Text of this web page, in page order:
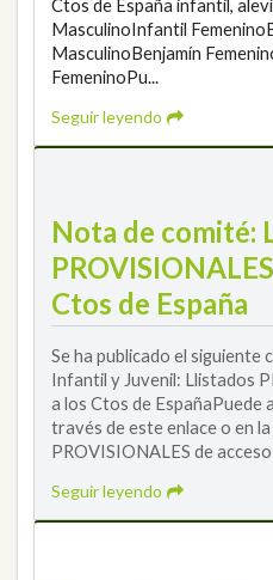
MasculinoInfantil
MasculinoBenjamín
FemeninoPu...
Seguir leyendo
Nota de comité:
Ctos de España
Se ha publicado el siguiente
Infantil y Juvenil: Llistados
a los Ctos de EspañaPuede
través de este enlace o en
PROVISIONALES de
Seguir leyendo